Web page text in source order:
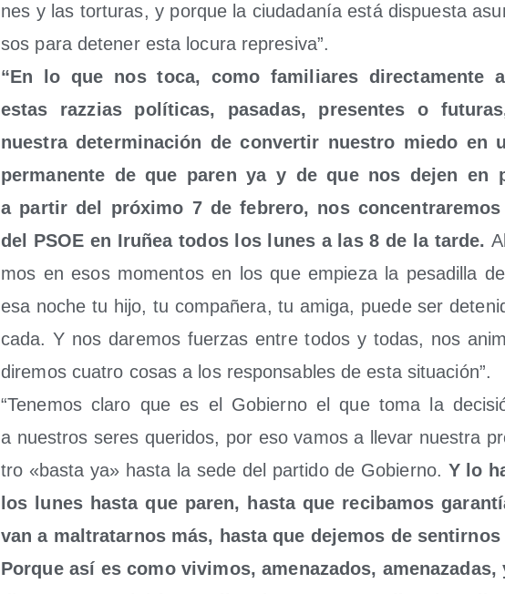
nes y las tor­tu­ras, y por­que la ciu­da­da­nía está dis­pues­ta
sos para dete­ner esta locu­ra represiva”.
“En lo que nos toca, como fami­lia­res direc­ta­men­te
estas raz­zias polí­ti­cas, pasa­das, pre­sen­tes o
nues­tra deter­mi­na­ción de con­ver­tir nues­tro mie­do en
per­ma­nen­te de que paren ya y de que nos dejen en
a par­tir del pró­xi­mo 7 de febre­ro, nos
del PSOE en Iru­ñea todos los lunes a las 8 de la tar­de.
mos en esos momen­tos en los que empie­za la pesa­di­lla
esa noche tu hijo, tu com­pa­ñe­ra, tu ami­ga, pue­de ser
ca­da. Y nos dare­mos fuer­zas entre todos y todas, nos
dire­mos cua­tro cosas a los res­pon­sa­bles de esta situación”.
“Tene­mos cla­ro que es el Gobierno el que toma la
a nues­tros seres que­ri­dos, por eso vamos a lle­var nues­tra
tro «bas­ta ya» has­ta la sede del par­ti­do de Gobierno. Y lo
los lunes has­ta que paren, has­ta que reci­ba­mos
van a mal­tra­tar­nos más, has­ta que deje­mos de sen­tir­nos
Por­que así es como vivi­mos, ame­na­za­dos, ame­na­za­das,